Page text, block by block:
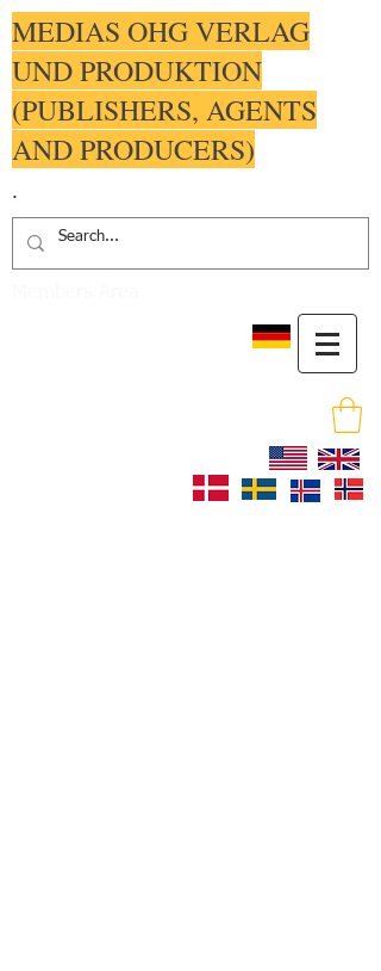
MEDIAS OHG VERLAG
UND PRODUKTION
(PUBLISHERS, AGENTS
AND PRODUCERS)
.